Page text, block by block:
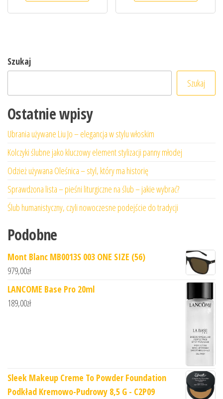
Szukaj
Szukaj
Ostatnie wpisy
Ubrania używane Liu Jo – elegancja w stylu włoskim
Kolczyki ślubne jako kluczowy element stylizacji panny młodej
Odzież używana Oleśnica – styl, który ma historię
Sprawdzona lista – pieśni liturgiczne na ślub – jakie wybrać?
Ślub humanistyczny, czyli nowoczesne podejście do tradycji
Podobne
Mont Blanc MB0013S 003 ONE SIZE (56)
979,00zł
LANCOME Base Pro 20ml
189,00zł
Sleek Makeup Creme To Powder Foundation
Podkład Kremowo-Pudrowy 8,5 G - C2P09